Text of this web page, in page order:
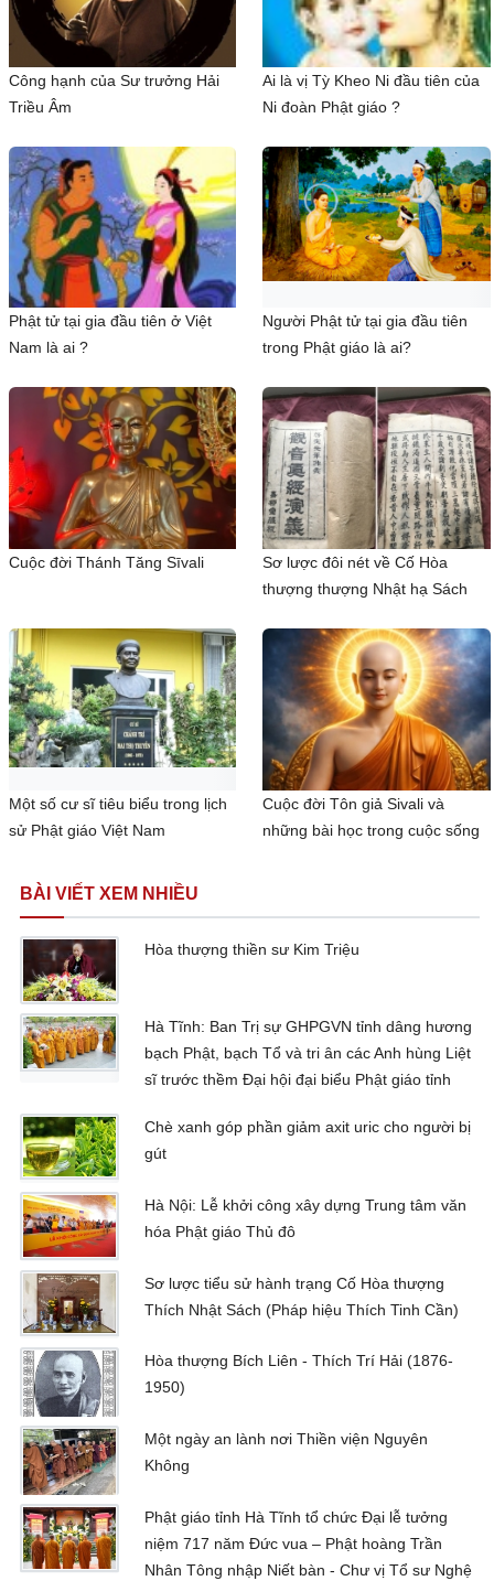
Công hạnh của Sư trưởng Hải
Triều Âm
Ai là vị Tỳ Kheo Ni đầu tiên của
Ni đoàn Phật giáo ?
Phật tử tại gia đầu tiên ở Việt
Nam là ai ?
Người Phật tử tại gia đầu tiên
trong Phật giáo là ai?
Cuộc đời Thánh Tăng Sīvali
Sơ lược đôi nét về Cố Hòa
thượng thượng Nhật hạ Sách
Một số cư sĩ tiêu biểu trong lịch
sử Phật giáo Việt Nam
Cuộc đời Tôn giả Sivali và
những bài học trong cuộc sống
BÀI VIẾT XEM NHIỀU
Hòa thượng thiền sư Kim Triệu
Hà Tĩnh: Ban Trị sự GHPGVN tỉnh dâng hương
bạch Phật, bạch Tổ và tri ân các Anh hùng Liệt
sĩ trước thềm Đại hội đại biểu Phật giáo tỉnh
Chè xanh góp phần giảm axit uric cho người bị
gút
Hà Nội: Lễ khởi công xây dựng Trung tâm văn
hóa Phật giáo Thủ đô
Sơ lược tiểu sử hành trạng Cố Hòa thượng
Thích Nhật Sách (Pháp hiệu Thích Tinh Cần)
Hòa thượng Bích Liên - Thích Trí Hải (1876-
1950)
Một ngày an lành nơi Thiền viện Nguyên
Không
Phật giáo tỉnh Hà Tĩnh tổ chức Đại lễ tưởng
niệm 717 năm Đức vua – Phật hoàng Trần
Nhân Tông nhập Niết bàn - Chư vị Tổ sư Nghệ